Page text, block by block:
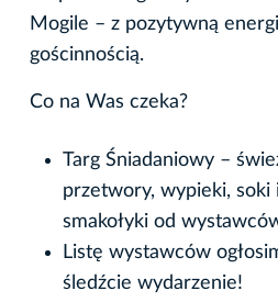
Mogile – z pozytywną
gościnnością.
Co na Was czeka?
Targ Śniadaniowy –
przetwory, wypieki, soki
smakołyki od
Listę wystawców
śledźcie wydarzenie!